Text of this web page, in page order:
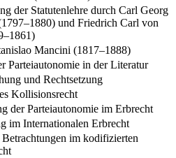
der Statutenlehre durch Carl Georg
und Friedrich Carl von
Mancini (1817–1888)
Parteiautonomie in der Literatur
und Rechtsetzung
Kollisionsrecht
der Parteiautonomie im Erbrecht
im Internationalen Erbrecht
im kodifizierten